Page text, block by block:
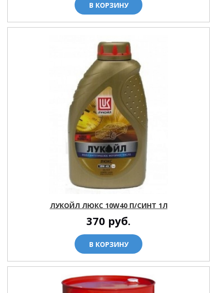
В КОРЗИНУ
ЛУКОЙЛ ЛЮКС 10W40 П/СИНТ 1Л
370 руб.
В КОРЗИНУ